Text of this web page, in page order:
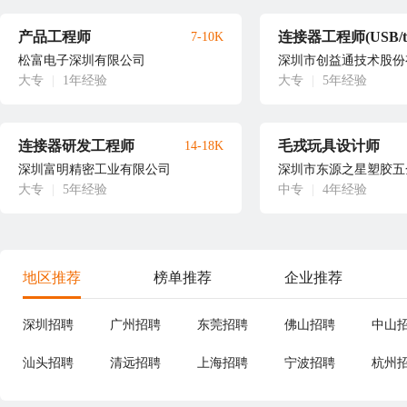
产品工程师
松富电子深圳有限公司
大专
1年经验
7-10K
深圳市创益通技术股
大专
5年经验
连接器研发工程师
深圳富明精密工业有限公司
大专
5年经验
14-18K 毛戎玩具设计师
深圳市东源之星塑胶
中专
4年经验
地区推荐 榜单推荐 企业推荐
深圳招聘 广州招聘 东莞招聘 佛山招聘 中山
汕头招聘 清远招聘 上海招聘 宁波招聘 杭州